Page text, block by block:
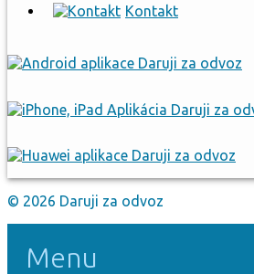
Kontakt
© 2026 Daruji za odvoz
Menu